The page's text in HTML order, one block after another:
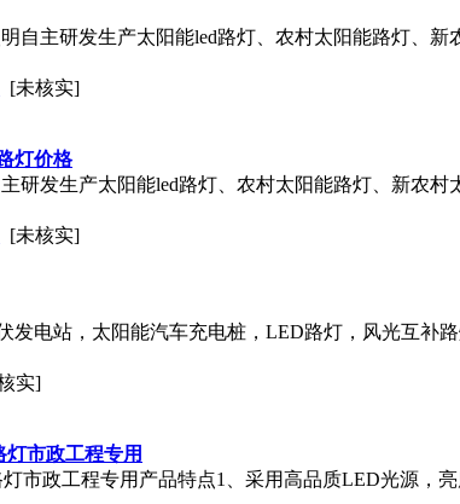
自主研发生产太阳能led路灯、农村太阳能路灯、
[未核实]
灯价格
研发生产太阳能led路灯、农村太阳能路灯、新农
[未核实]
发电站，太阳能汽车充电桩，LED路灯，风光互补
实]
市政工程专用
市政工程专用产品特点1、采用高品质LED光源，